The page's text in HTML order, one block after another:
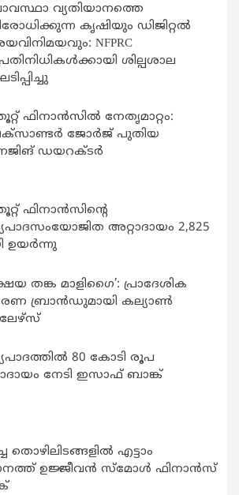
വ്യതിയാനത്തെ
കൃഷിയും ഡിജിറ്റൽ
NFPRC
ശില്പശാല
ഫിനാൻസിൽ നേതൃമാറ്റം:
ജോർജ് പുതിയ
ഡയറക്ടർ
ഫിനാൻസിന്റെ
അറ്റാദായം 2,825
ഉയർന്നു
തങ്ക മാളിഗൈ’: പ്രാദേശിക
ബ്രാന്‍ഡുമായി കല്യാണ്‍
80 കോടി രൂപ
നേടി ഇസാഫ് ബാങ്ക്
തൊഴിലിടങ്ങളിൽ എട്ടാം
ഉജ്ജീവൻ സ്മോൾ ഫിനാൻസ്